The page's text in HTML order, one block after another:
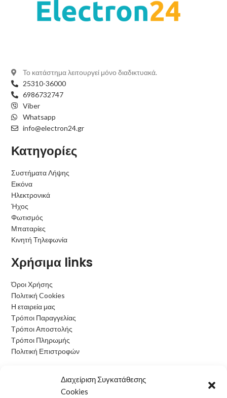
Διαχείριση Συγκατάθεσης
Cookies
Το κατάστημα λειτουργεί μόνο διαδικτυακά.
25310-36000
6986732747
Viber
Whatsapp
info@electron24.gr
Κατηγορίες
Συστήματα Λήψης
Εικόνα
Ηλεκτρονικά
Ήχος
Φωτισμός
Μπαταρίες
Κινητή Τηλεφωνία
Χρήσιμα links
Όροι Χρήσης
Πολιτική Cookies
Η εταιρεία μας
Τρόποι Παραγγελίας
Τρόποι Αποστολής
Τρόποι Πληρωμής
Πολιτική Επιστροφών
Ωράριο Λειτουργίας
Δευτέρα: 09:00 - 15:00